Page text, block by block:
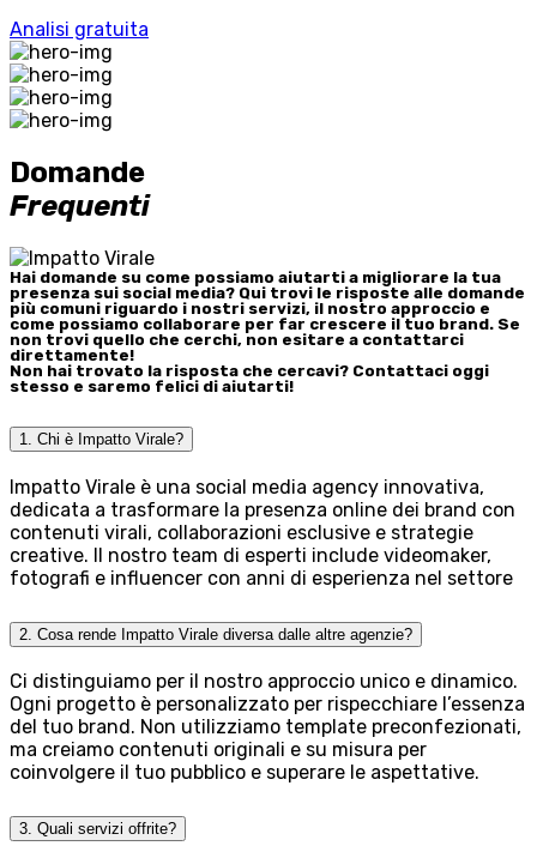
Analisi gratuita
Domande
Frequenti
Hai domande su come possiamo aiutarti a migliorare la tua
presenza sui social media? Qui trovi le risposte alle domande
più comuni riguardo i nostri servizi, il nostro approccio e
come possiamo collaborare per far crescere il tuo brand. Se
non trovi quello che cerchi, non esitare a contattarci
direttamente!
Non hai trovato la risposta che cercavi? Contattaci oggi
stesso e saremo felici di aiutarti!
1. Chi è Impatto Virale?
Impatto Virale è una social media agency innovativa,
dedicata a trasformare la presenza online dei brand con
contenuti virali, collaborazioni esclusive e strategie
creative. Il nostro team di esperti include videomaker,
fotografi e influencer con anni di esperienza nel settore
2. Cosa rende Impatto Virale diversa dalle altre agenzie?
Ci distinguiamo per il nostro approccio unico e dinamico.
Ogni progetto è personalizzato per rispecchiare l’essenza
del tuo brand. Non utilizziamo template preconfezionati,
ma creiamo contenuti originali e su misura per
coinvolgere il tuo pubblico e superare le aspettative.
3. Quali servizi offrite?